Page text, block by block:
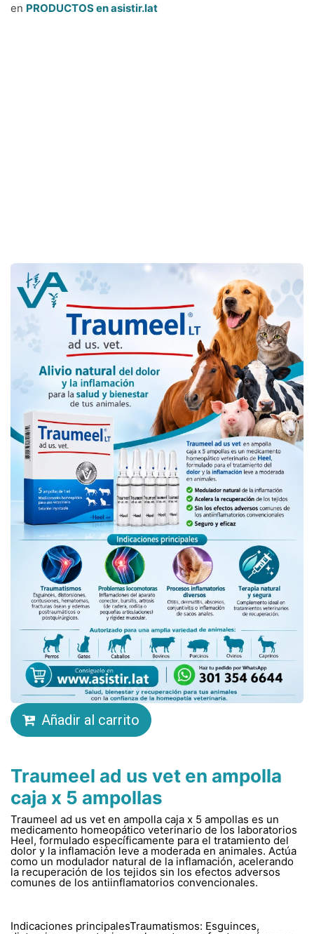
en PRODUCTOS en asistir.lat
Añadir al carrito
Traumeel ad us vet en ampolla
caja x 5 ampollas
Traumeel ad us vet en ampolla caja x 5 ampollas es un
medicamento homeopático veterinario de los laboratorios
Heel, formulado específicamente para el tratamiento del
dolor y la inflamación leve a moderada en animales. Actúa
como un modulador natural de la inflamación, acelerando
la recuperación de los tejidos sin los efectos adversos
comunes de los antiinflamatorios convencionales.
Indicaciones principalesTraumatismos: Esguinces,